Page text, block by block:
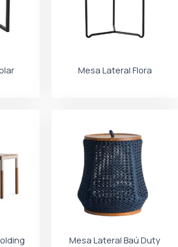
Mesa Lateral Flora
Mesa Lateral Baú Duty